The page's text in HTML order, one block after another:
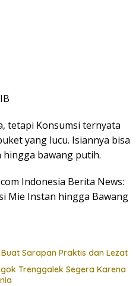
tetapi Konsumsi ternyata
yang lucu. Isiannya bisa
bawang putih.
Indonesia Berita News:
Mie Instan hingga Bawang
Sarapan Praktis dan Lezat
Trenggalek Segera Karena